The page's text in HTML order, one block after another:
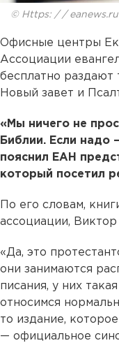
© Https: / /
Офисные центры
Ассоциации
бесплатно раздают
Новый завет и
«Мы ничего не
Библии. Если надо
пояснил ЕАН
который посетил
По его словам,
ассоциации,
«Да, это
они занимаются
писания, у них
относимся
то издание,
— официальное